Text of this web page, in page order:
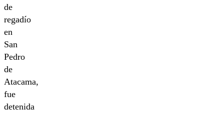
de
regadío
en
San
Pedro
de
Atacama,
fue
detenida